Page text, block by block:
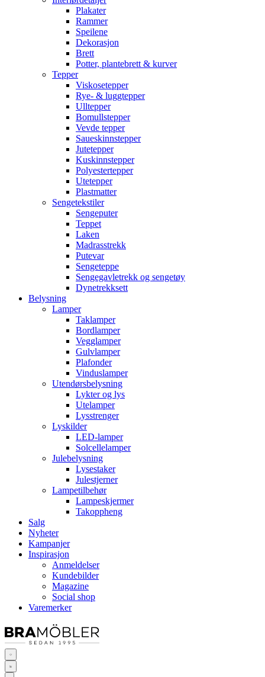
Plakater
Rammer
Speilene
Dekorasjon
Brett
Potter, plantebrett & kurver
Tepper
Viskosetepper
Rye- & luggtepper
Ulltepper
Bomullstepper
Vevde tepper
Saueskinnstepper
Jutetepper
Kuskinnstepper
Polyestertepper
Utetepper
Plastmatter
Sengetekstiler
Sengeputer
Teppet
Laken
Madrasstrekk
Putevar
Sengeteppe
Sengegavletrekk og sengetøy
Dynetrekksett
Belysning
Lamper
Taklamper
Bordlamper
Vegglamper
Gulvlamper
Plafonder
Vinduslamper
Utendørsbelysning
Lykter og lys
Utelamper
Lysstrenger
Lyskilder
LED-lamper
Solcellelamper
Julebelysning
Lysestaker
Julestjerner
Lampetilbehør
Lampeskjermer
Takoppheng
Salg
Nyheter
Kampanjer
Inspirasjon
Anmeldelser
Kundebilder
Magazine
Social shop
Varemerker